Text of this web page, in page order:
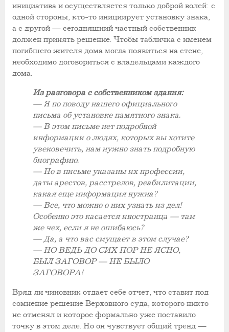
инициатива и осуществляется только доброй волей: с
одной стороны, кто-то инициирует установку знака,
а с другой — сегодняшний частный собственник
должен принять решение. Чтобы табличка с именем
погибшего жителя дома могла появиться на стене,
необходимо договориться с владельцами каждого
дома.
Из разговора с собственником здания:
— Я по поводу нашего официального
письма об установке памятного знака.
— В этом письме нет подробной
информации о людях, которых вы хотите
увековечить, нам нужно знать подробную
биографию.
— Но в письме указаны их профессии,
даты арестов, расстрелов, реабилитации,
какая еще информация нужна?
— Все, что можно о них узнать из дел!
Особенно это касается иностранца — там
же чех, если я не ошибаюсь?
— Да, а что вас смущает в этом случае?
— НО ВЕДЬ ДО СИХ ПОР НЕ ЯСНО,
БЫЛ ЗАГОВОР — НЕ БЫЛО
ЗАГОВОРА!
Вряд ли чиновник отдает себе отчет, что ставит под
сомнение решение Верховного суда, которого никто
не отменял и которое формально уже поставило
точку в этом деле. Но он чувствует общий тренд —